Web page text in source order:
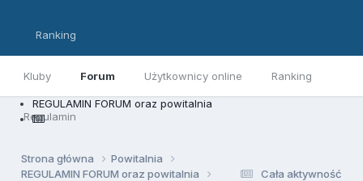
Kluby Forum Użytkownicy online Ranking
Regulamin
Ranking
REGULAMIN FORUM oraz powitalnia
Cała aktywność
Strona główna
Powitalnia
REGULAMIN FORUM oraz powitalnia